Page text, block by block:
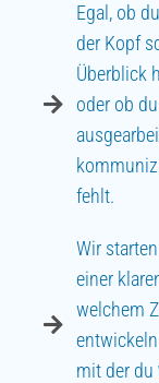
Egal, ob
der Kopf
Überblick
oder ob
fehlt.
Wir
einer
welchem
mit der du